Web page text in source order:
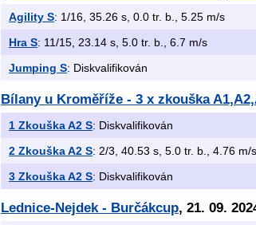
Agility S: 1/16, 35.26 s, 0.0 tr. b., 5.25 m/s
Hra S: 11/15, 23.14 s, 5.0 tr. b., 6.7 m/s
Jumping S: Diskvalifikován
Bílany u Kroměříže - 3 x zkouška
1 Zkouška A2 S: Diskvalifikován
2 Zkouška A2 S: 2/3, 40.53 s, 5.0 tr. b., 4.76 m/s
3 Zkouška A2 S: Diskvalifikován
Lednice-Nejdek - Burčákcup, 21. 09.